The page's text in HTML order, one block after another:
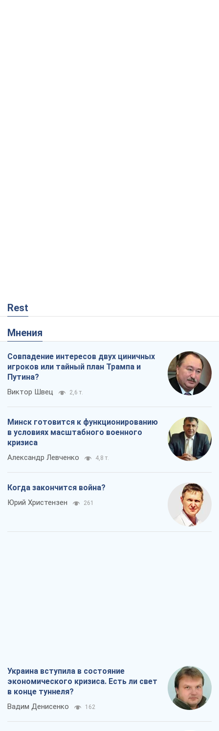
Rest
Мнения
Совпадение интересов двух циничных
игроков или тайный план Трампа и
Путина?
Виктор Швец 2,6 т.
Минск готовится к функционированию
в условиях масштабного военного
кризиса
Александр Левченко 4,8 т.
Когда закончится война?
Юрий Христензен 261
Украина вступила в состояние
экономического кризиса. Есть ли свет
в конце туннеля?
Вадим Денисенко 162